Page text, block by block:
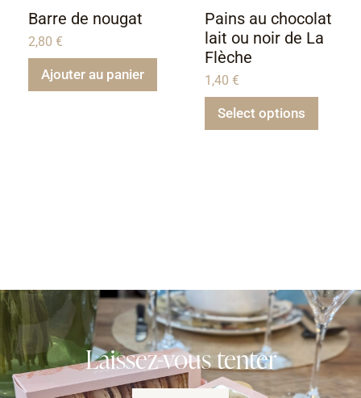
Barre de nougat
2,80 €
Ajouter au panier
Pains au chocolat
lait ou noir de La
Flèche
1,40 €
Select options
Laissez-vous tenter